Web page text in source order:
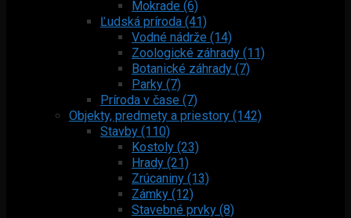
Mokrade (6)
Ľudská príroda (41)
Vodné nádrže (14)
Zoologické záhrady (11)
Botanické záhrady (7)
Parky (7)
Príroda v čase (7)
Objekty, predmety a priestory (142)
Stavby (110)
Kostoly (23)
Hrady (21)
Zrúcaniny (13)
Zámky (12)
Stavebné prvky (8)